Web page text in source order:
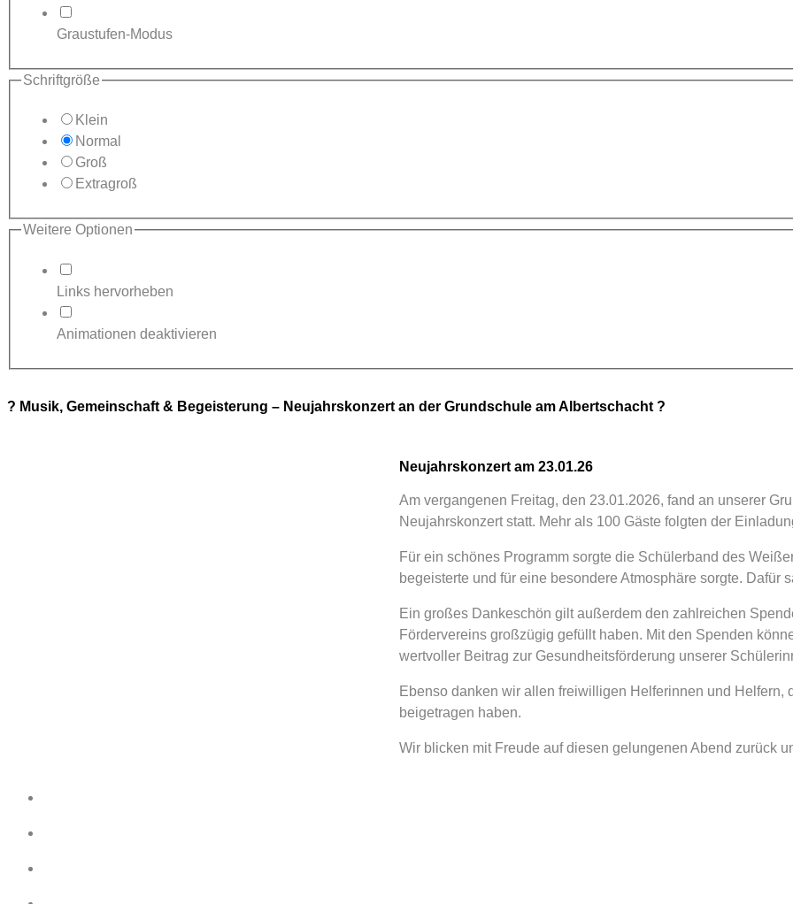
Graustufen-Modus
Schriftgröße
Klein
Normal
Groß
Extragroß
Weitere Optionen
Links hervorheben
Animationen deaktivieren
? Musik, Gemeinschaft & Begeisterung – Neujahrskonzert an der Grundschule am Albertschacht ?
Neujahrskonzert am 23.01.26
Am vergangenen Freitag, den 23.01.2026, fand an unserer
Neujahrskonzert statt. Mehr als 100 Gäste folgten der
Für ein schönes Programm sorgte die Schülerband des
begeisterte und für eine besondere Atmosphäre sorgte. Dafür
Ein großes Dankeschön gilt außerdem den zahlreichen
Fördervereins großzügig gefüllt haben. Mit den Spenden
wertvoller Beitrag zur Gesundheitsförderung unserer
Ebenso danken wir allen freiwilligen Helferinnen und
beigetragen haben.
Wir blicken mit Freude auf diesen gelungenen Abend zurück